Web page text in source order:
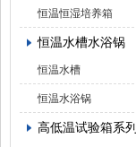
恒温恒湿培养箱
恒温水槽水浴锅
恒温水槽
恒温水浴锅
高低温试验箱系列